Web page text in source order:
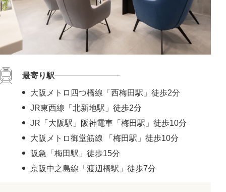
最寄り駅
大阪メトロ四つ橋線「西梅田駅」徒歩2分
JR東西線「北新地駅」徒歩2分
JR「大阪駅」阪神電車「梅田駅」徒歩10分
大阪メトロ御堂筋線 「梅田駅」徒歩10分
阪急「梅田駅」徒歩15分
京阪中之島線「渡辺橋駅」徒歩7分